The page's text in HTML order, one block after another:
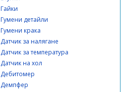
Гайки
Гумени детайли
Гумени крака
Датчик за налягане
Датчик за температура
Датчик на хол
Дебитомер
Демпфер